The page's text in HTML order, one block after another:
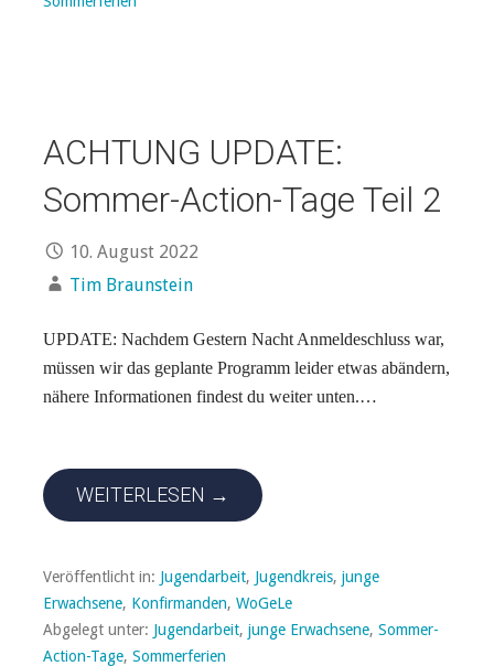
ACHTUNG UPDATE:
Sommer-Action-Tage Teil 2
10. August 2022
Tim Braunstein
UPDATE: Nachdem Gestern Nacht Anmeldeschluss war,
müssen wir das geplante Programm leider etwas abändern,
nähere Informationen findest du weiter unten.…
WEITERLESEN →
Veröffentlicht in: Jugendarbeit, Jugendkreis, junge
Erwachsene, Konfirmanden, WoGeLe
Abgelegt unter: Jugendarbeit, junge Erwachsene, Sommer-
Action-Tage, Sommerferien